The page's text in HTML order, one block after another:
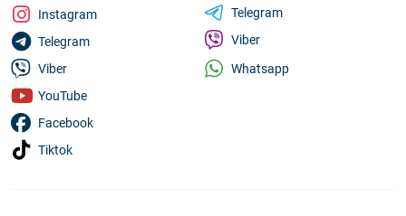
Instagram
Telegram
Viber
YouTube
Facebook
Tiktok
Telegram
Viber
Whatsapp